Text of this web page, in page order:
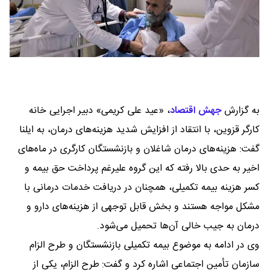
به گزارشجهش اقتصاد، «عید علی کریمی» دبیر اجرایی خانه
کارگر قزوین، با انتقاد از افزایش شدید هزینه‌های درمان، به ایلنا
گفت: هزینه‌های درمان شاغلان و بازنشستگان کارگری در ماه‌های
اخیر به حدی بالا رفته که این گروه علیرغم پرداخت حق بیمه و
کسر هزینه بیمه تکمیلی، همچنان در دریافت خدمات درمانی با
مشکل مواجه هستند و بخش قابل توجهی از هزینه‌های دارو و
درمان به جیب خالی آن‌ها تحمیل می‌شود.
وی در ادامه به موضوع بیمه تکمیلی بازنشستگان و طرح الزام
سازمان تأمین اجتماعی اشاره کرد و گفت: طرح الزام، یکی از